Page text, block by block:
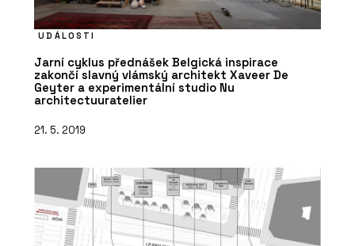
UDÁLOSTI
Jarní cyklus přednášek Belgická inspirace
zakončí slavný vlámský architekt Xaveer De
Geyter a experimentální studio Nu
architectuuratelier
21. 5. 2019